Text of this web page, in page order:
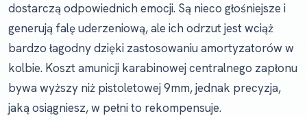
dostarczą odpowiednich emocji. Są nieco głośniejsze i
generują falę uderzeniową, ale ich odrzut jest wciąż
bardzo łagodny dzięki zastosowaniu amortyzatorów w
kolbie. Koszt amunicji karabinowej centralnego zapłonu
bywa wyższy niż pistoletowej 9mm, jednak precyzja,
jaką osiągniesz, w pełni to rekompensuje.